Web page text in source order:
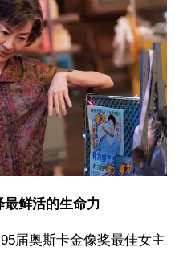
鲜活的生命力
届奥斯卡金像奖最佳女主